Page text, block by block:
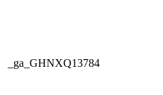
_ga_GHNXQ13784